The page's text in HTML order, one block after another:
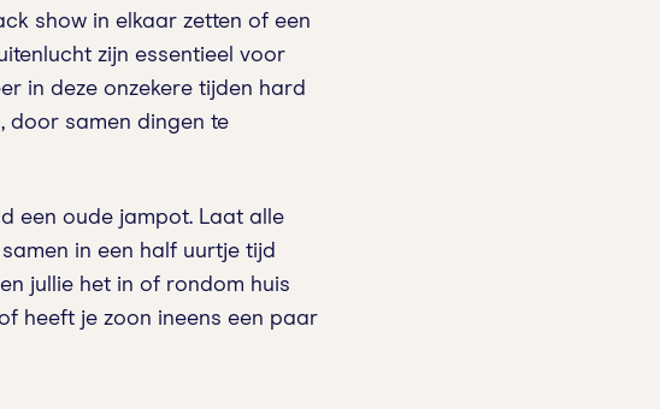
show in elkaar zetten of een
zijn essentieel voor
in deze onzekere tijden hard
door samen dingen te
een oude jampot. Laat alle
in een half uurtje tijd
jullie het in of rondom huis
heeft je zoon ineens een paar